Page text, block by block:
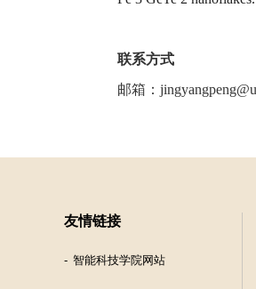
联系方式
邮箱 ：
友情链接
智能科技学院网站